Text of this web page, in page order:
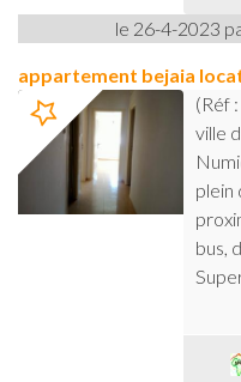
le 26-4-2023
appartement bejaia
(Réf
ville
plein
bus,